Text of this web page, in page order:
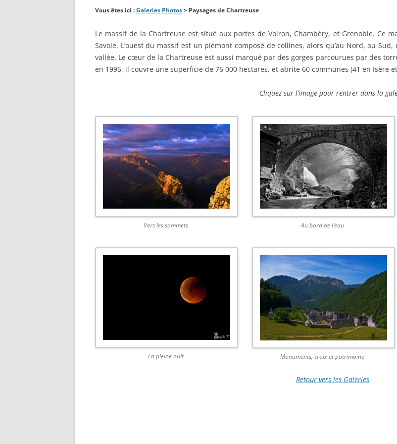
Vous êtes ici :Galeries Photos> Paysages de Chartreuse
Le massif de la Chartreuse est situé aux portes de Voiron, Chambéry, et Grenoble. Ce
Savoie. L’ouest du massif est un piémont composé de collines, alors qu’au Nord, au
vallée. Le cœur de la Chartreuse est aussi marqué par des gorges parcourues par des
en 1995, il couvre une superficie de 76 000 hectares, et abrite 60 communes (41 en Isère
Cliquez sur l’image pour rentrer dans la
Vers les sommets Au bord de l’eau
En pleine nuit Monuments, croix et patrimoine
Retour vers les Galeries